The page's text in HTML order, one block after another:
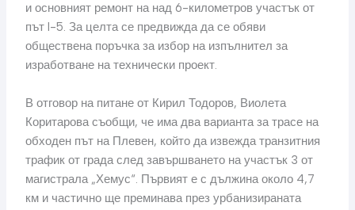
и основният ремонт на над 6-километров участък от
път I-5. За целта се предвижда да се обяви
обществена поръчка за избор на изпълнител за
изработване на технически проект.
В отговор на питане от Кирил Тодоров, Виолета
Коритарова съобщи, че има два варианта за трасе на
обходен път на Плевен, който да извежда транзитния
трафик от града след завършването на участък 3 от
магистрала „Хемус“. Първият е с дължина около 4,7
км и частично ще преминава през урбанизираната